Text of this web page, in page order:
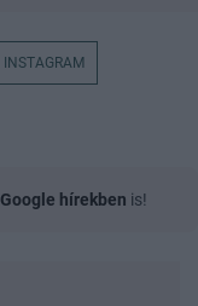
INSTAGRAM
Google hírekben is!